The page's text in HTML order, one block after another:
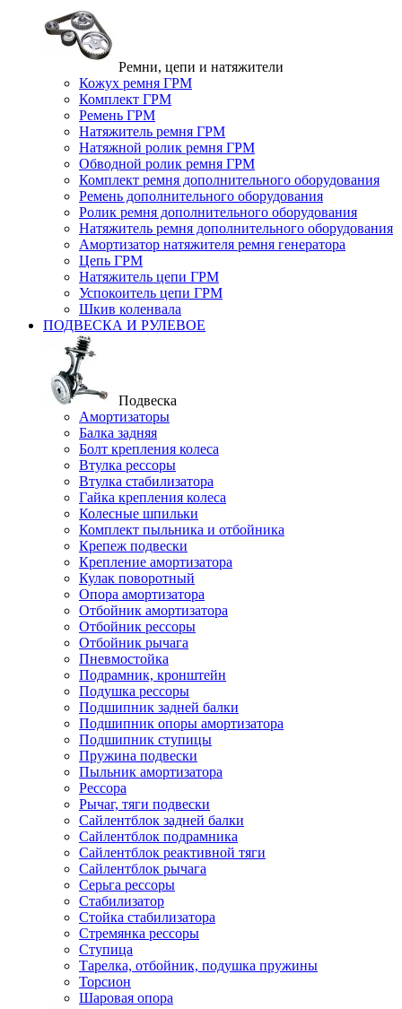
Ремни, цепи и натяжители
Кожух ремня ГРМ
Комплект ГРМ
Ремень ГРМ
Натяжитель ремня ГРМ
Натяжной ролик ремня ГРМ
Обводной ролик ремня ГРМ
Комплект ремня дополнительного оборудования
Ремень дополнительного оборудования
Ролик ремня дополнительного оборудования
Натяжитель ремня дополнительного оборудования
Амортизатор натяжителя ремня генератора
Цепь ГРМ
Натяжитель цепи ГРМ
Успокоитель цепи ГРМ
Шкив коленвала
ПОДВЕСКА И РУЛЕВОЕ
Подвеска
Амортизаторы
Балка задняя
Болт крепления колеса
Втулка рессоры
Втулка стабилизатора
Гайка крепления колеса
Колесные шпильки
Комплект пыльника и отбойника
Крепеж подвески
Крепление амортизатора
Кулак поворотный
Опора амортизатора
Отбойник амортизатора
Отбойник рессоры
Отбойник рычага
Пневмостойка
Подрамник, кронштейн
Подушка рессоры
Подшипник задней балки
Подшипник опоры амортизатора
Подшипник ступицы
Пружина подвески
Пыльник амортизатора
Рессора
Рычаг, тяги подвески
Сайлентблок задней балки
Сайлентблок подрамника
Сайлентблок реактивной тяги
Сайлентблок рычага
Серьга рессоры
Стабилизатор
Стойка стабилизатора
Стремянка рессоры
Ступица
Тарелка, отбойник, подушка пружины
Торсион
Шаровая опора